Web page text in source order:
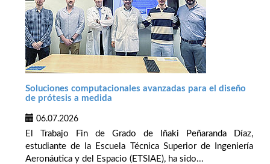
Soluciones computacionales avanzadas para el diseño
de prótesis a medida
06.07.2026
El Trabajo Fin de Grado de Iñaki Peñaranda Díaz,
estudiante de la Escuela Técnica Superior de Ingeniería
Aeronáutica y del Espacio (ETSIAE), ha sido...